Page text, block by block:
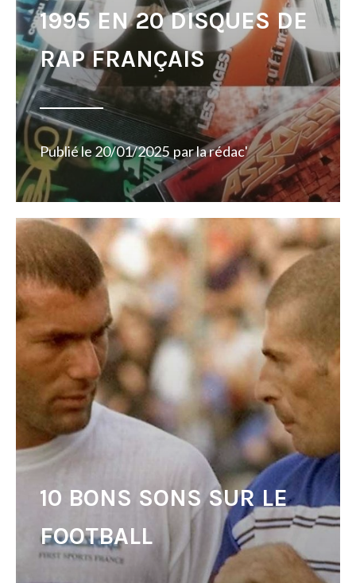
1995 EN 20 DISQUES DE
RAP FRANÇAIS
Publié le20/01/2025 parla rédac'
10 BONS SONS SUR LE
FOOTBALL